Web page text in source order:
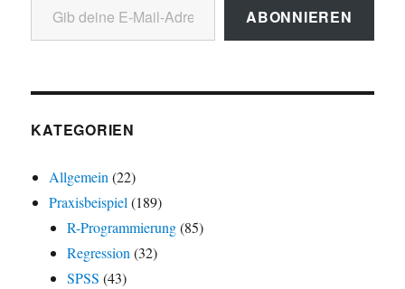
ABONNIEREN
KATEGORIEN
Allgemein(22)
Praxisbeispiel(189)
R-Programmierung(85)
Regression(32)
SPSS (43)